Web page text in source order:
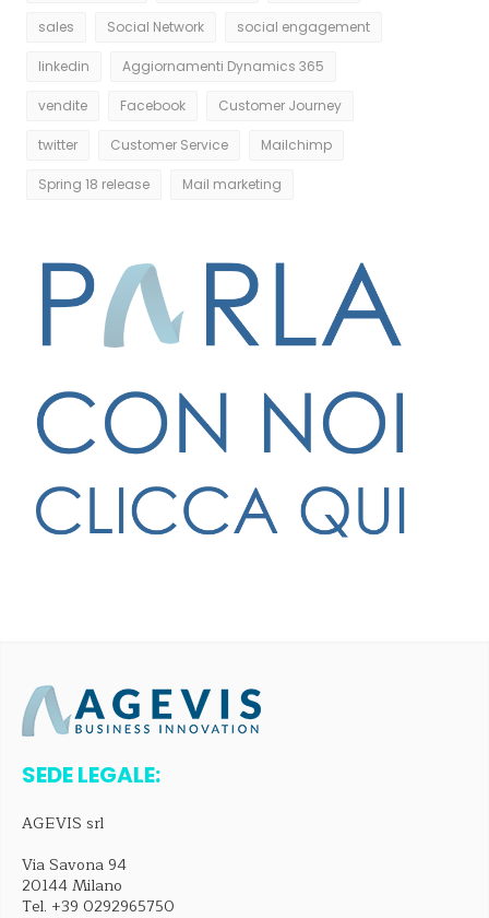
sales Social Network social engagement
linkedin Aggiornamenti Dynamics 365
vendite Facebook Customer Journey
twitter Customer Service Mailchimp
Spring 18 release Mail marketing
SEDE LEGALE:
AGEVIS srl
Via Savona 94
20144 Milano
Tel. +39 0292965750